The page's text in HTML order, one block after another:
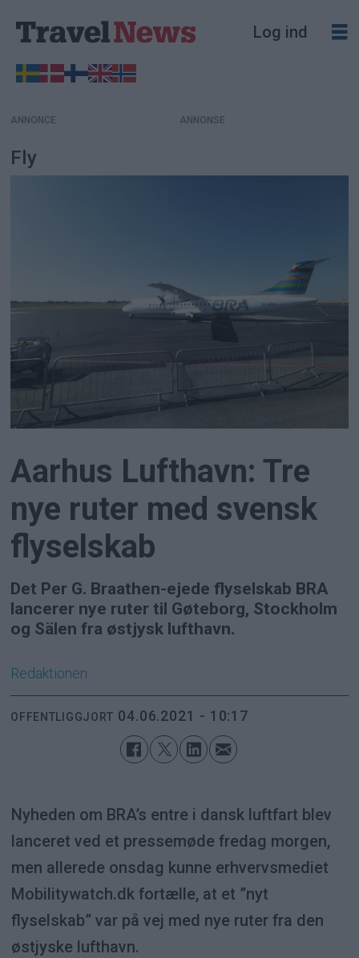
Log ind
ANNONCE
Fly
Aarhus Lufthavn: Tre
nye ruter med svensk
flyselskab
Det Per G. Braathen-ejede flyselskab BRA
lancerer nye ruter til Gøteborg, Stockholm
og Sälen fra østjysk lufthavn.
Redaktionen
OFFENTLIGGJORT 04.06.2021 - 10:17
Nyheden om BRA’s entre i dansk luftfart blev
lanceret ved et pressemøde fredag morgen,
men allerede onsdag kunne erhvervsmediet
Mobilitywatch.dk fortælle, at et ”nyt
flyselskab” var på vej med nye ruter fra den
østjyske lufthavn.